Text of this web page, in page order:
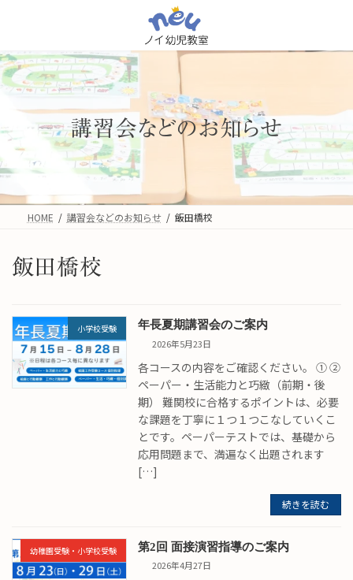
ン
ツ
へ
ッ
ー
シ
ョ
移
講習会などのお知らせ
HOME 講習会などのお知らせ 飯田橋校
飯田橋校
小学校受験 年長夏期講習会のご案内
2026年5月23日
各コースの内容をご確認ください。 ① ②
ペーパー・生活能力と巧緻（前期・後
期） 難関校に合格するポイントは、必要
な課題を丁寧に１つ１つこなしていくこ
とです。ペーパーテストでは、基礎から
応用問題まで、満遍なく出題されます
[…]
続きを読む
幼稚園受験・小学校受験 第2回 面接演習指導のご案内
2026年4月27日